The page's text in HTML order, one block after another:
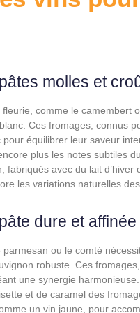
molles et
comme le camembert
Ces fromages,
équilibrer leur saveur
plus les notes subtiles
avec du lait d’hiver
les variations naturelles des
dure et affinée
ou le comté
robuste. Ces
une synergie
et de caramel des
un vin jaune, pour